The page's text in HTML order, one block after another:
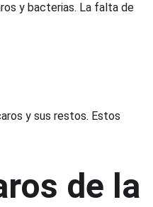
y bacterias. La falta de
y sus restos. Estos
de la